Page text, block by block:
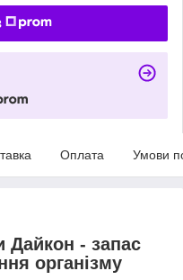
Оплата Умови
Дайкон - запас
організму